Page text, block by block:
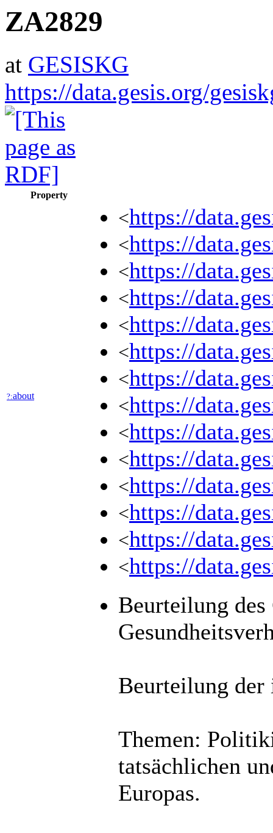
ZA2829
at GESISKG
https://data.gesis.org/
Property
?:about
<https://
<https://
<https://
<https://
<https://
<https://
<https://
<https://
<https://
<https://
<https://
<https://
<https://
<https://
Beurteilung des
Beurteilung der
Themen:
tatsächlichen
Europas.